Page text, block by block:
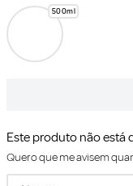
500ml
Este produto não
Quero que me avisem